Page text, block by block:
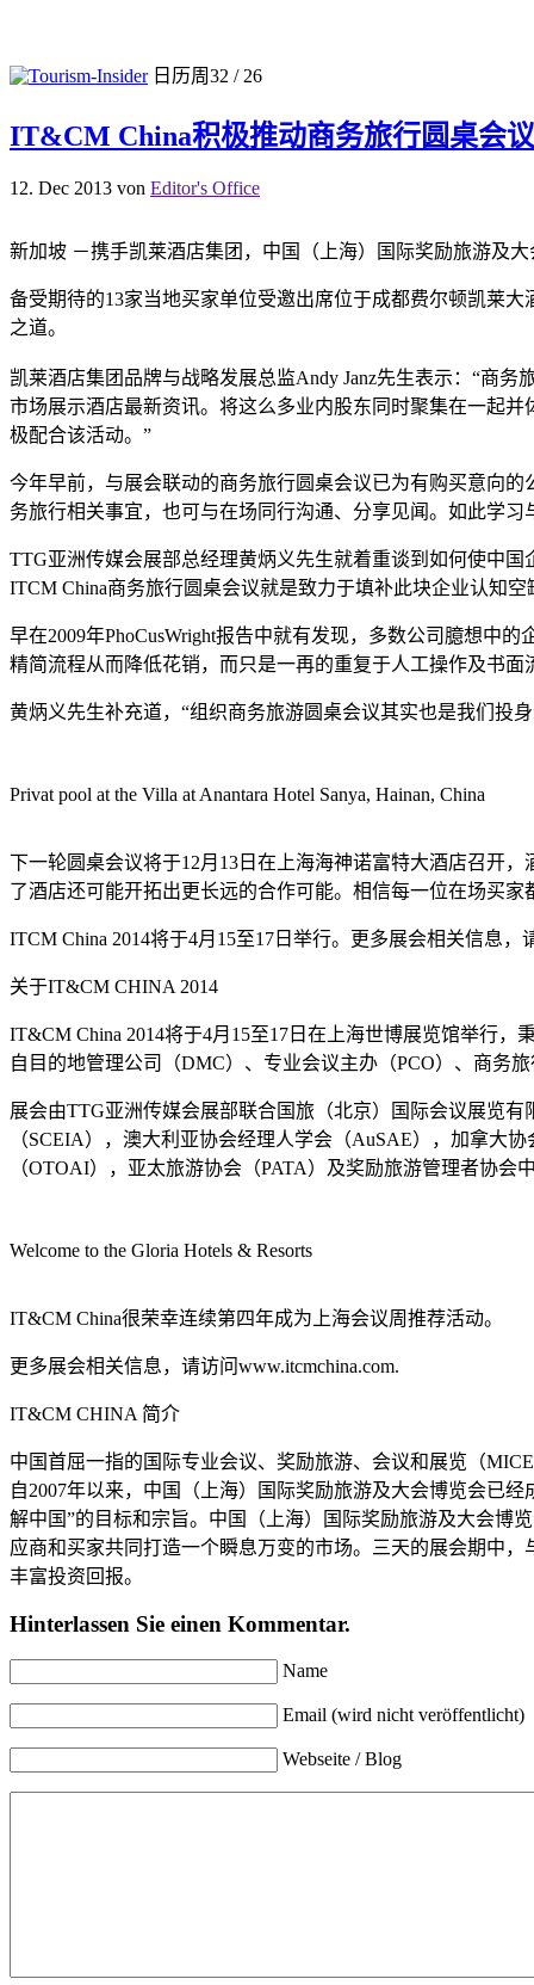
日历周32 / 26
IT&CM China积极推动商务旅行圆桌会议
12. Dec 2013 von Editor's Office
新加坡 －携手凯莱酒店集团，中国（上海）国际奖励旅游及
备受期待的13家当地买家单位受邀出席位于成都费尔顿凯莱
之道。
凯莱酒店集团品牌与战略发展总监Andy Janz先生表示：“商
市场展示酒店最新资讯。将这么多业内股东同时聚集在一起
极配合该活动。”
今年早前，与展会联动的商务旅行圆桌会议已为有购买意向
务旅行相关事宜，也可与在场同行沟通、分享见闻。如此学习
TTG亚洲传媒会展部总经理黄炳义先生就着重谈到如何使中
ITCM China商务旅行圆桌会议就是致力于填补此块企业认知空
早在2009年PhoCusWright报告中就有发现，多数公司臆想中
精简流程从而降低花销，而只是一再的重复于人工操作及书面
黄炳义先生补充道，“组织商务旅游圆桌会议其实也是我们投
Privat pool at the Villa at Anantara Hotel Sanya, Hainan, China
下一轮圆桌会议将于12月13日在上海海神诺富特大酒店召开
了酒店还可能开拓出更长远的合作可能。相信每一位在场买
ITCM China 2014将于4月15至17日举行。更多展会相关信息，
关于IT&CM CHINA 2014
IT&CM China 2014将于4月15至17日在上海世博展览馆举行
自目的地管理公司（DMC）、专业会议主办（PCO）、商务
展会由TTG亚洲传媒会展部联合国旅（北京）国际会议展览
（SCEIA），澳大利亚协会经理人学会（AuSAE），加拿大
（OTOAI），亚太旅游协会（PATA）及奖励旅游管理者协会
Welcome to the Gloria Hotels & Resorts
IT&CM China很荣幸连续第四年成为上海会议周推荐活动。
更多展会相关信息，请访问www.itcmchina.com.
IT&CM CHINA 简介
中国首屈一指的国际专业会议、奖励旅游、会议和展览（
自2007年以来，中国（上海）国际奖励旅游及大会博览会已
解中国”的目标和宗旨。中国（上海）国际奖励旅游及大会博
应商和买家共同打造一个瞬息万变的市场。三天的展会期中
丰富投资回报。
Hinterlassen Sie einen Kommentar.
Name
Email (wird nicht veröffentlicht)
Webseite / Blog